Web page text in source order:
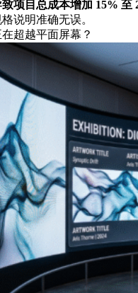
项目总成本增加 15%
说明准确无误。
超越平面屏幕？